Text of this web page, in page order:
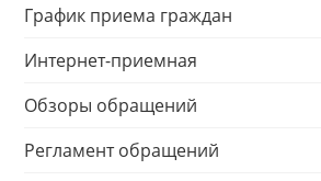
График приема граждан
Интернет-приемная
Обзоры обращений
Регламент обращений